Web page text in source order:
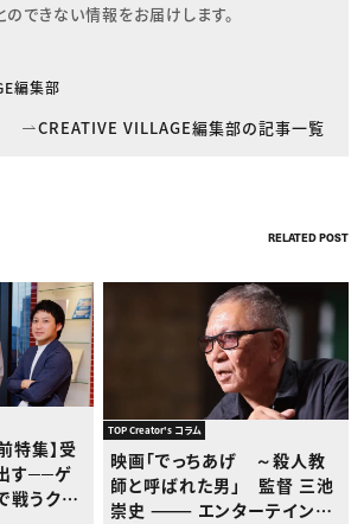
のできない情報をお届けします。
編集部
CREATIVE VILLAGE編集部の記事一覧
RELATED POST
特集】受
す──ゲ
戦うクリ
TOP Creator's コラム
映画「でっちあげ ～殺人教
師と呼ばれた男」 監督 三池
崇史 ——— エンターテインメ